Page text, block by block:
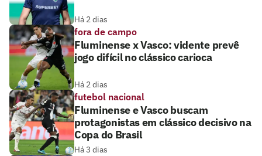
Há 2 dias
fora de campo
Fluminense x Vasco: vidente prevê
jogo difícil no clássico carioca
Há 2 dias
futebol nacional
Fluminense e Vasco buscam
protagonistas em clássico decisivo na
Copa do Brasil
Há 3 dias